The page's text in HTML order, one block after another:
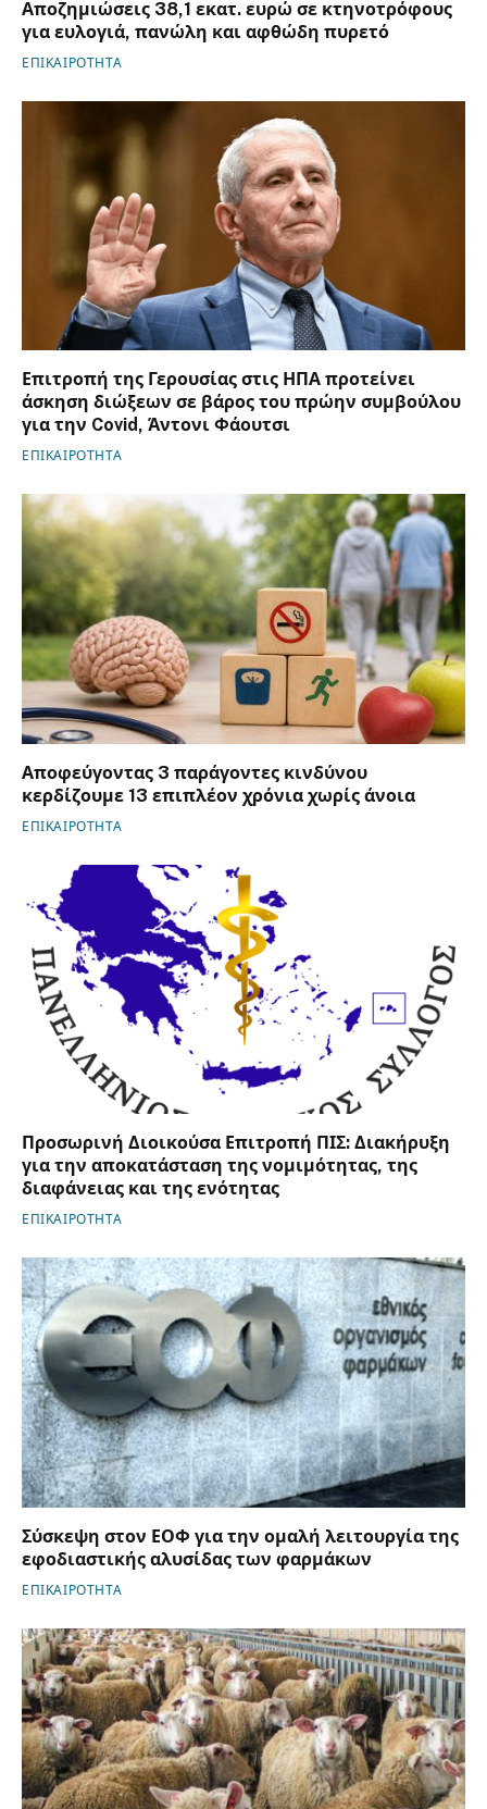
Αποζημιώσεις 38,1 εκατ. ευρώ σε κτηνοτρόφους
για ευλογιά, πανώλη και αφθώδη πυρετό
ΕΠΙΚΑΙΡΟΤΗΤΑ
Επιτροπή της Γερουσίας στις ΗΠΑ προτείνει
άσκηση διώξεων σε βάρος του πρώην συμβούλου
για την Covid, Άντονι Φάουτσι
ΕΠΙΚΑΙΡΟΤΗΤΑ
Αποφεύγοντας 3 παράγοντες κινδύνου
κερδίζουμε 13 επιπλέον χρόνια χωρίς άνοια
ΕΠΙΚΑΙΡΟΤΗΤΑ
Προσωρινή Διοικούσα Επιτροπή ΠΙΣ: Διακήρυξη
για την αποκατάσταση της νομιμότητας, της
διαφάνειας και της ενότητας
ΕΠΙΚΑΙΡΟΤΗΤΑ
Σύσκεψη στον ΕΟΦ για την ομαλή λειτουργία της
εφοδιαστικής αλυσίδας των φαρμάκων
ΕΠΙΚΑΙΡΟΤΗΤΑ